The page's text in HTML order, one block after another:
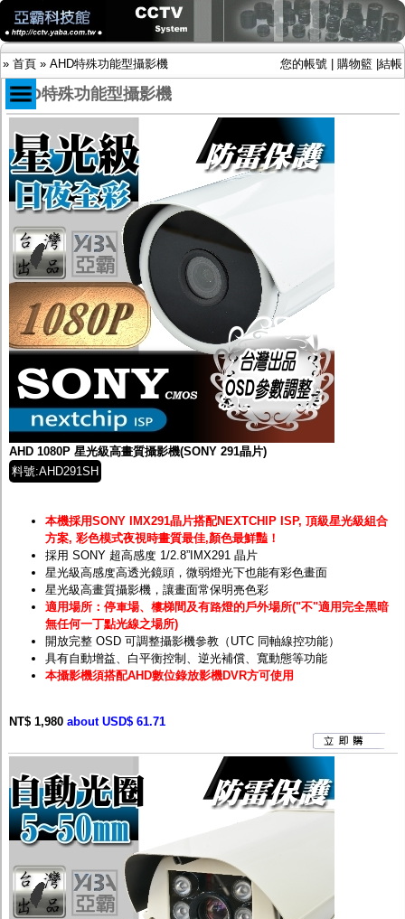
» 首頁 » AHD特殊功能型攝影機 您的帳號 購物籃 結帳
商品目錄
限時促銷特惠專案
IP網路攝影機及錄放影機
AHD DVR數位錄放影機
AHD半球型(適用屋內)
AHD中小型紅外線攝影機(適用騎樓、室內外)
AHD防護罩型攝影機(適用屋外，紅外線照射
距離遠）
AHD特殊功能型攝影機
旋轉型攝影機.旋轉台
傳統高解析攝影機
鏡頭
防護罩及支架
多路攝影機單軸傳輸
監聽器.麥克風
網路設備
視訊轉換設備
雙絞線傳輸器
雜訊改善器
網路線用水晶頭
網路線
懶人線.同軸線.花線
線頭.插座.延長線.HDMI線
集線盒.防水盒.配線盒
變壓器.避雷器
轉接頭
偽裝嚇阻假監視器. 警示防盜貼紙
行車紀錄器.車用插座配件
電腦工業機殼
AHD特殊功能型攝影機
AHD 1080P 星光級高畫質攝影機(SONY 291晶片)
料號:AHD291SH
本機採用SONY IMX291晶片搭配NEXTCHIP ISP, 頂級星光級組合
方案, 彩色模式夜視時畫質最佳,顏色最鮮豔！
採用 SONY 超高感度 1/2.8”IMX291 晶片
星光級高感度高透光鏡頭，微弱燈光下也能有彩色畫面
星光級高畫質攝影機，讓畫面常保明亮色彩
適用場所：停車場、樓梯間及有路燈的戶外場所("不"適用完全黑暗
無任何一丁點光線之場所)
開放完整 OSD 可調整攝影機參教（UTC 同軸線控功能）
具有自動增益、白平衡控制、逆光補償、寬動態等功能
本攝影機須搭配AHD數位錄放影機DVR方可使用
NT$ 1,980 about USD$ 61.71